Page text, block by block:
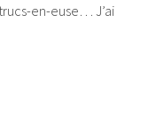
en-euse… J’ai